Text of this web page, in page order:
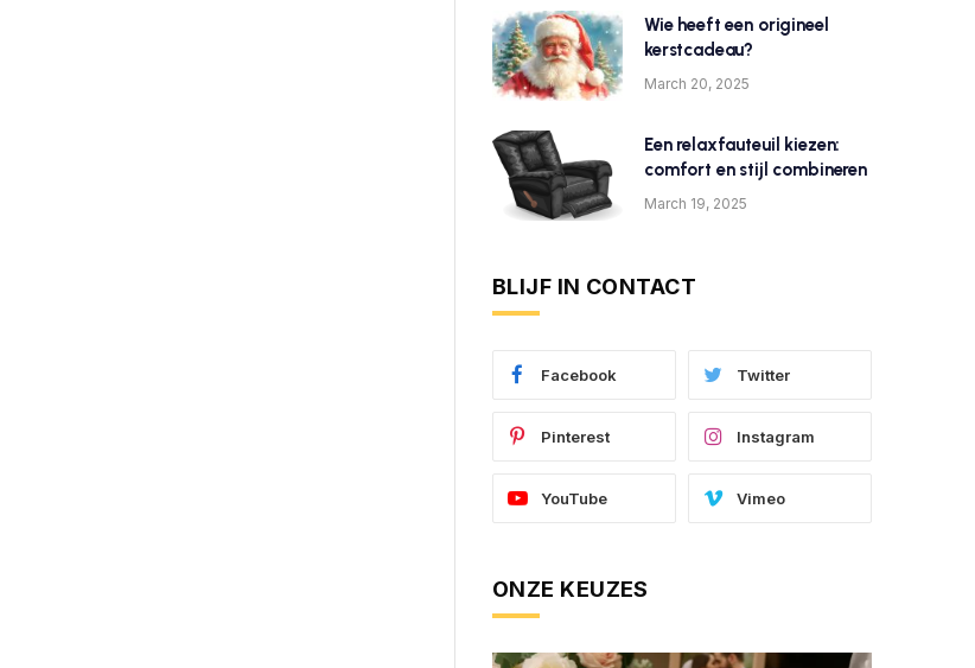
Wie heeft een origineel
kerstcadeau?
March 20, 2025
Een relaxfauteuil kiezen:
comfort en stijl combineren
March 19, 2025
BLIJF IN CONTACT
Facebook Twitter
Pinterest Instagram
YouTube Vimeo
ONZE KEUZES